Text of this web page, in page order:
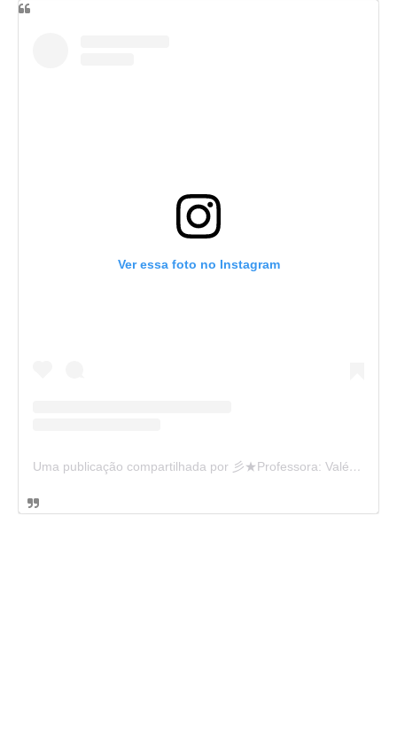
Ver essa foto no Instagram
Uma publicação compartilhada por 彡★Professora: Valéria·.¸¸.· (@ensinandocomcarinho)